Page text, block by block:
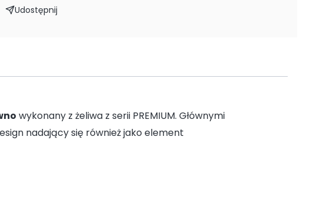
Udostępnij
wykonany z żeliwa z serii PREMIUM. Głównymi
nadający się również jako element